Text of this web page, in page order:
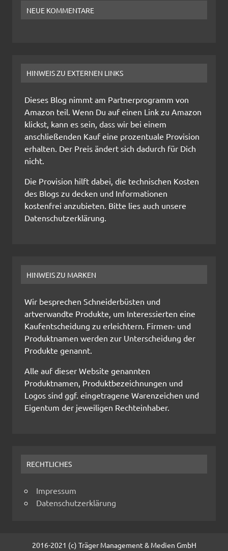
NEUE KOMMENTARE
HINWEIS ZU EXTERNEN LINKS
Dieses Blog nimmt am Partnerprogramm von
Amazon teil. Wenn Du auf einen Link zu Amazon
klickst, kann es sein, dass wir bei einem
anschließenden Kauf eine prozentuale Provision
erhalten. Der Preis ändert sich dadurch für Dich
nicht.
Die Provision hilft dabei, die technischen Kosten
des Blogs zu decken und Informationen
kostenfrei anzubieten. Bitte lies auch unsere
Datenschutzerklärung.
HINWEIS ZU MARKEN
Wir besprechen Schneiderbüsten und
artverwandte Produkte, um Interessierten eine
Kaufentscheidung zu erleichtern. Firmen- und
Produktnamen werden zur Unterscheidung der
Produkte genannt.
Alle auf dieser Website genannten
Produktnamen, Produktbezeichnungen und
Logos sind ggf. eingetragene Warenzeichen und
Eigentum der jeweiligen Rechteinhaber.
RECHTLICHES
Impressum
Datenschutzerklärung
2016-2021 (c) Träger Management & Medien GmbH